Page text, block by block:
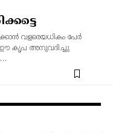
വളരെയധികം പേർ
ഈ കൃപ അനുവദിച്ചു